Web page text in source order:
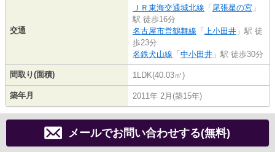
交通
ＪＲ東海交通城北線 「 尾張星の宮 」
駅 徒歩16分
名古屋市営鶴舞線 「 上小田井 」駅 徒
歩23分
名鉄犬山線 「 中小田井 」駅 徒歩30分
間取り(面積) 1LDK(40.03㎡)
築年月 2011年 2月(築15年)
メールでお問い合わせする(無料)